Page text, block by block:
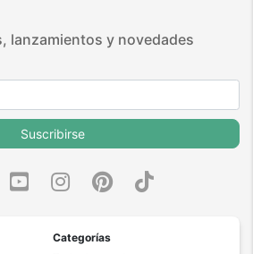
lanzamientos y novedades
Suscribirse
Categorías